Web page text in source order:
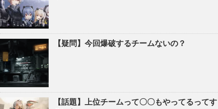
【疑問】今回爆破するチームないの？
【話題】上位チームって〇〇もやってるってす